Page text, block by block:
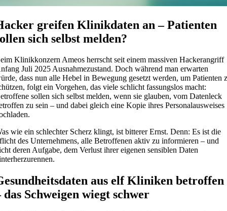
greifen Klinikdaten an – Patienten
sich selbst melden?
Klinikkonzern Ameos herrscht seit einem massiven Hackerangriff
Juli 2025 Ausnahmezustand. Doch während man erwarten
dass nun alle Hebel in Bewegung gesetzt werden, um Patienten
folgt ein Vorgehen, das viele schlicht fassungslos macht:
sollen sich selbst melden, wenn sie glauben, vom Datenleck
zu sein – und dabei gleich eine Kopie ihres Personalausweises
wie ein schlechter Scherz klingt, ist bitterer Ernst. Denn: Es ist die
des Unternehmens, alle Betroffenen aktiv zu informieren – und
deren Aufgabe, dem Verlust ihrer eigenen sensiblen Daten
aus elf Kliniken betroffen
das Schweigen wiegt schwer